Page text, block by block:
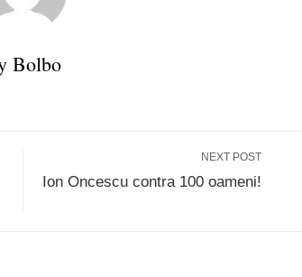
Bolbo
NEXT POST
Ion Oncescu contra 100 oameni!